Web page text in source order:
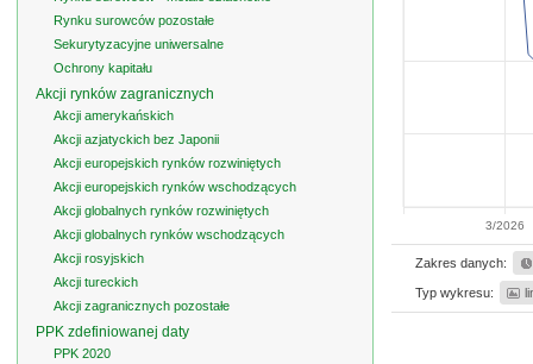
3/2026
Zakres danych:
Typ wykresu:
Rynku surowców pozostałe
Sekurytyzacyjne uniwersalne
Ochrony kapitału
Akcji rynków zagranicznych
Akcji amerykańskich
Akcji azjatyckich bez Japonii
Akcji europejskich rynków rozwiniętych
Akcji europejskich rynków wschodzących
Akcji globalnych rynków rozwiniętych
Akcji globalnych rynków wschodzących
Akcji rosyjskich
Akcji tureckich
Akcji zagranicznych pozostałe
PPK zdefiniowanej daty
PPK 2020